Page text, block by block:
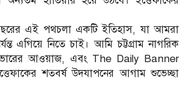
এই পথচলা একটি ইতিহাস, যা আমরা
এগিয়ে নিতে চাই। আমি চট্টগ্রাম নাগরিক
আওয়াজ, এবং The Daily Banner
শতবর্ষ উদযাপনের আগাম শুভেচ্ছা